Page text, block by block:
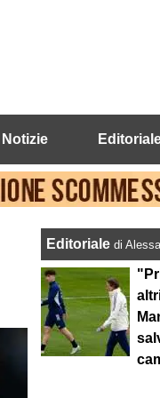
Notizie
Editorialedi